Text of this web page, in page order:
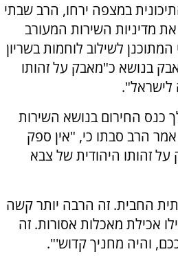
במצפה ירחו, הרב שבתי
מדיניות השירות המעורב
לשילוב לוחמות בשריון
בנושא כ"מאבק על זהותו
לישראל".
ערוץ 7 במהלך כנס החירום בנושא השירות
הרב סבתו כי, "אין ספק
זהותו היהודית של צבא
החבית. זה הרבה יותר קשה
אכילת מאכלות אסורות. זה
והיה מחניך קדוש'".